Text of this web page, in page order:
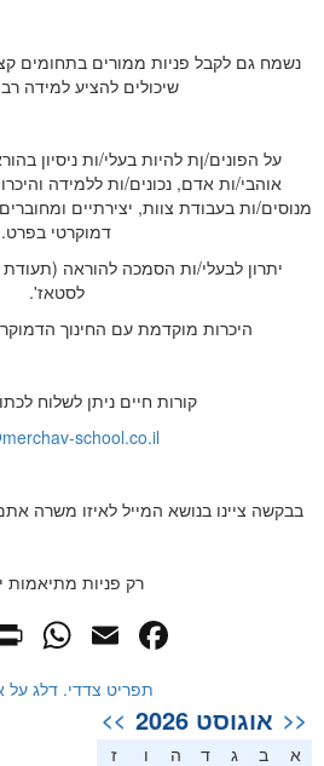
נשמח גם לקבל פניות ממורים בתחומים
שיכולים להציע למידה
על הפונים/ןת להיות בעלי/ות ניסיון
אוהבי/ות אדם, נכונים/ות ללמידה
מנוסים/ות בעבודת צוות, יצירתיים
דמוקרטי בפרט.
יתרון לבעלי/ות הסמכה להוראה
לסטאז'.
היכרות מוקדמת עם החינוך
קורות חיים ניתן לשלוח
school.co.il
בבקשה ציינו בנושא המייל לאיזו משרה
רק פניות מתיאמות
תפריט צדדי. דלג על
<< אוגוסט 2026 >>
א ב ג ד ה ז